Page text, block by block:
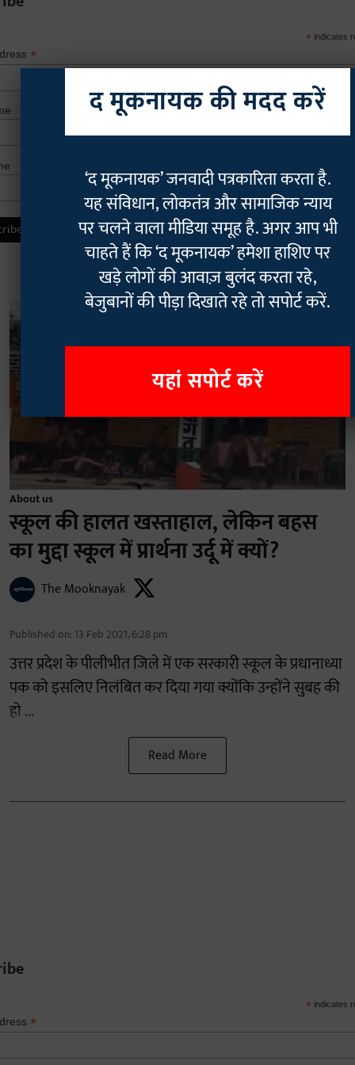
* indicates
*
About us
स्कूल की हालत खस्ताहाल, लेकिन बहस
का मुद्दा स्कूल में प्रार्थना उर्दू में क्यों?
The Mooknayak
Published on: 13 Feb 2021, 6:28 pm
उत्तरप्रदेशकेपीलीभीतजिलेमेंएकसरकारीस्कूलकेप्रधानाध्या
पकको इसलिए निलंबित कर दिया गया क्योंकि उन्होंने सुबह की
हो ...
Read More
* indicates
*
द मूकनायक की मदद करें
‘द मूकनायक’ जनवादी पत्रकारिता करता है.
यह संविधान, लोकतंत्र और सामाजिक न्याय
पर चलने वाला मीडिया समूह है. अगर आप भी
चाहते हैं कि ‘द मूकनायक’ हमेशा हाशिए पर
खड़े लोगों की आवाज़ बुलंद करता रहे,
बेजुबानों की पीड़ा दिखाते रहे तो सपोर्ट करें.
यहां सपोर्ट करें